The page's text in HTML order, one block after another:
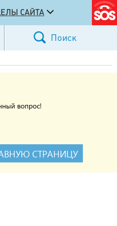
САЙТА
Поиск
вопрос!
СТРАНИЦУ